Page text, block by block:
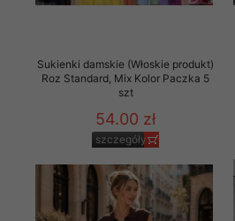
Sukienki damskie (Włoskie produkt)
Roz Standard, Mix Kolor Paczka 5
szt
54.00 zł
szczegóły